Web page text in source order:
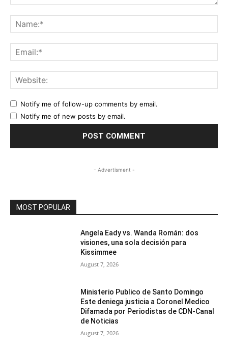
Notify me of follow-up comments by email.
Notify me of new posts by email.
- Advertisment -
MOST POPULAR
Angela Eady vs. Wanda Román: dos
visiones, una sola decisión para
Kissimmee
August 7, 2026
Ministerio Publico de Santo Domingo
Este deniega justicia a Coronel Medico
Difamada por Periodistas de CDN-Canal
de Noticias
August 7, 2026